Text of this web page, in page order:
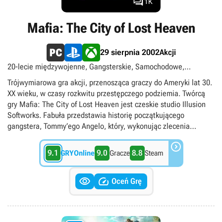
Mafia: The City of Lost Heaven
29 sierpnia 2002Akcji
20-lecie międzywojenne, Gangsterskie, Samochodowe,
Singleplayer, TPP, TPS, singleplayer
Trójwymiarowa gra akcji, przenosząca graczy do Ameryki lat 30.
XX wieku, w czasy rozkwitu przestępczego podziemia. Twórcą
gry Mafia: The City of Lost Heaven jest czeskie studio Illusion
Softworks. Fabuła przedstawia historię początkującego
gangstera, Tommy’ego Angelo, który, wykonując zlecenia
przestępczym półświatku. Rozgrywka sprowadza się do
eksploracji wirtualnego miasta i realizacji kolejnych misji
fabularnych, wzbogaconych licznymi wątkami pobocznymi.
Podczas zabawy nie brakuje ulicznych strzelanin, napadów na
banki, pościgów samochodowych czy nawet morderstw na
9.1 GRYOnline 9.0 Gracze 8.8 Steam 
  Oceń Grę